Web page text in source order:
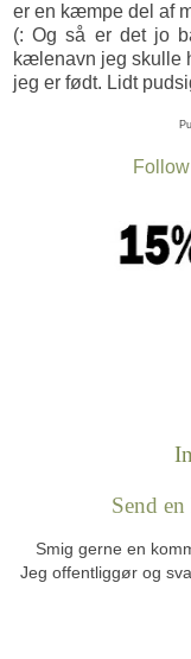
er en kæmpe del af
(: Og så er det jo
kælenavn jeg skulle
jeg er født. Lidt
Send
Smig gerne en
Jeg offentliggør og